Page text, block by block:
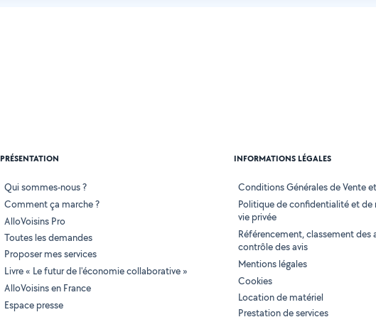
PRÉSENTATION
Qui sommes-nous ?
Comment ça marche ?
AlloVoisins Pro
Toutes les demandes
Proposer mes services
Livre « Le futur de l'économie collaborative »
AlloVoisins en France
Espace presse
INFORMATIONS LÉGALES
Conditions Générales de Vente
Politique de confidentialité et de
vie privée
Référencement, classement des
contrôle des avis
Mentions légales
Cookies
Location de matériel
Prestation de services